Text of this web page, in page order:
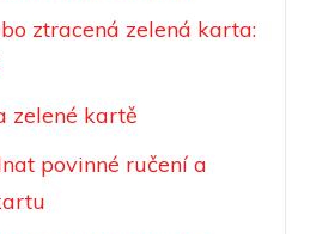
ztracená zelená karta:
zelené kartě
povinné ručení a